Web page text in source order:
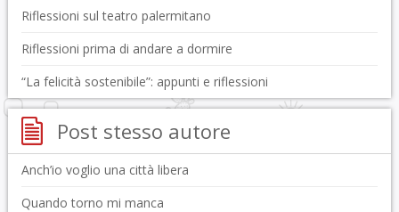
Riflessioni sul teatro palermitano
Riflessioni prima di andare a dormire
“La felicità sostenibile”: appunti e riflessioni
Post stesso autore
Anch’io voglio una città libera
Quando torno mi manca